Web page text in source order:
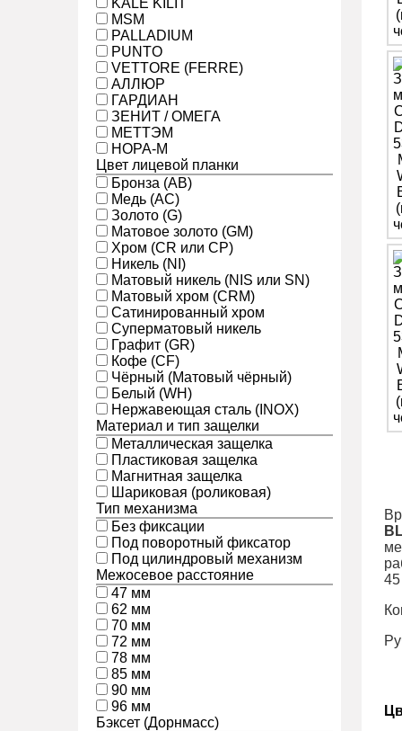
MSM
PALLADIUM
PUNTO
VETTORE (FERRE)
АЛЛЮР
ГАРДИАН
ЗЕНИТ / ОМЕГА
МЕТТЭМ
НОРА-М
Цвет лицевой планки
Бронза (AB)
Медь (AC)
Золото (G)
Матовое золото (GM)
Хром (CR или CP)
Никель (NI)
Матовый никель (NIS или SN)
Матовый хром (CRM)
Сатинированный хром
Суперматовый никель
Графит (GR)
Кофе (CF)
Чёрный (Матовый чёрный)
Белый (WH)
Нержавеющая сталь (INOX)
Материал и тип защелки
Металлическая защелка
Пластиковая защелка
Магнитная защелка
Шариковая (роликовая)
Тип механизма
Без фиксации
Под поворотный фиксатор
Под цилиндровый механизм
Межосевое расстояние
47 мм
62 мм
70 мм
72 мм
78 мм
85 мм
90 мм
96 мм
Бэксет (Дорнмасс)